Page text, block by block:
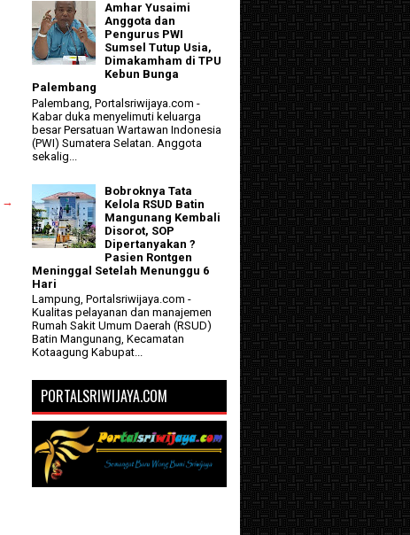
→
Amhar Yusaimi
Anggota dan
Pengurus PWI
Sumsel Tutup Usia,
Dimakamham di TPU
Kebun Bunga
Palembang
Palembang, Portalsriwijaya.com -
Kabar duka menyelimuti keluarga
besar Persatuan Wartawan Indonesia
(PWI) Sumatera Selatan. Anggota
sekalig...
Bobroknya Tata
Kelola RSUD Batin
Mangunang Kembali
Disorot, SOP
Dipertanyakan ?
Pasien Rontgen
Meninggal Setelah Menunggu 6
Hari
Lampung, Portalsriwijaya.com -
Kualitas pelayanan dan manajemen
Rumah Sakit Umum Daerah (RSUD)
Batin Mangunang, Kecamatan
Kotaagung Kabupat...
PORTALSRIWIJAYA.COM